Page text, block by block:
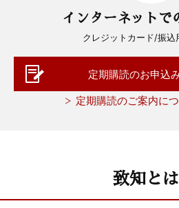
インターネットで
クレジットカード/振込
定期購読のお申込
定期購読のご案内に
致知と